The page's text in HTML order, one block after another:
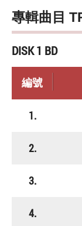
專輯曲目
DISK 1 BD
編號
1. 5
2.
3.
4.